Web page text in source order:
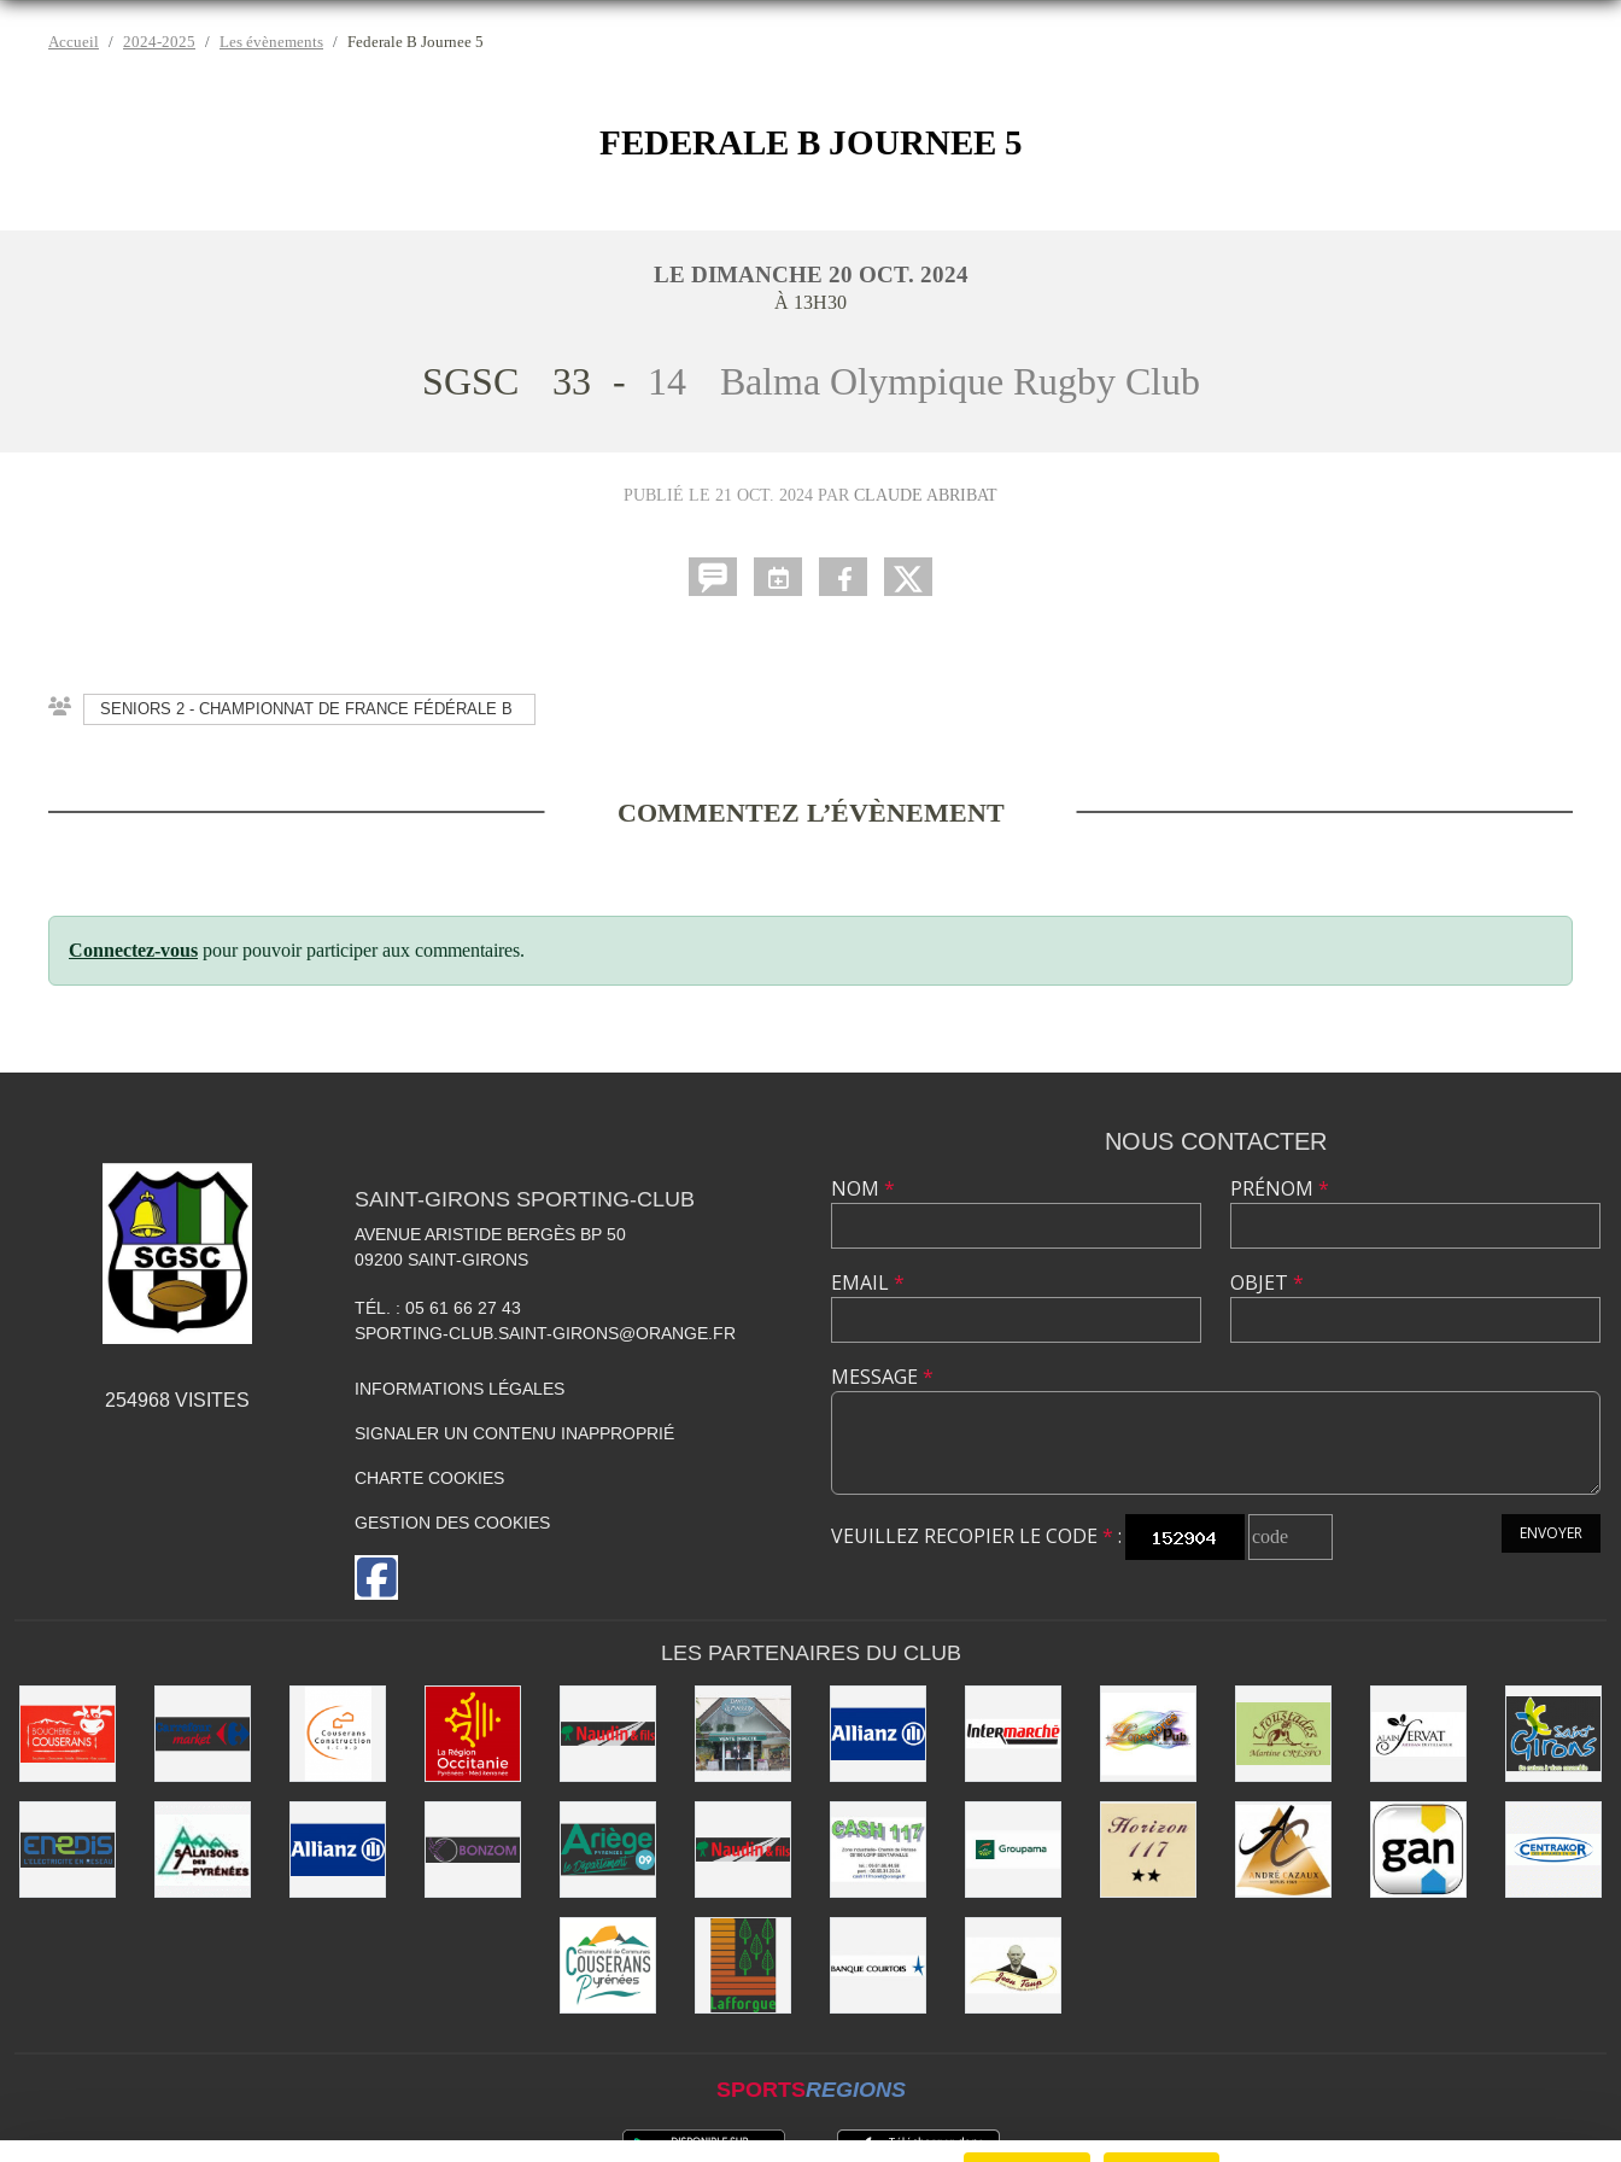
Accueil 2024-2025 Les évènements Federale B Journee 5
FEDERALE B JOURNEE 5
LE DIMANCHE 20 OCT. 2024
À 13H30
SGSC 33 - 14 Balma Olympique Rugby Club
PUBLIÉ LE 21 OCT. 2024 PAR CLAUDE ABRIBAT
SENIORS 2 - CHAMPIONNAT DE FRANCE FÉDÉRALE B
COMMENTEZ L’ÉVÈNEMENT
Connectez-vous pour pouvoir participer aux commentaires.
254968 VISITES
SAINT-GIRONS SPORTING-CLUB
AVENUE ARISTIDE BERGÈS BP 50
09200 SAINT-GIRONS
TÉL. : 05 61 66 27 43
SPORTING-CLUB.SAINT-GIRONS@ORANGE.FR
INFORMATIONS LÉGALES
SIGNALER UN CONTENU INAPPROPRIÉ
CHARTE COOKIES
GESTION DES COOKIES
NOUS CONTACTER
NOM *
EMAIL*
PRÉNOM *
OBJET *
MESSAGE *
VEUILLEZ RECOPIER LE CODE * : ENVOYER
LES PARTENAIRES DU CLUB
SPORTSREGIONS